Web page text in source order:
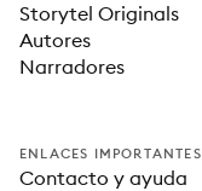
Storytel Originals
Autores
Narradores
ENLACES IMPORTANTES
Contacto y ayuda